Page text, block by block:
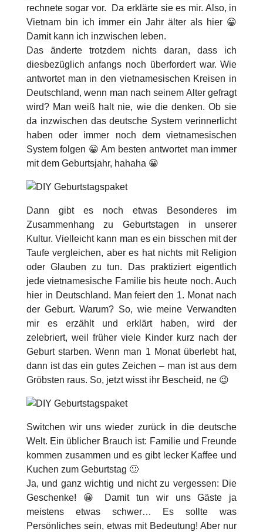
rechnete sogar vor. Da erklärte sie es mir. Also, in
Vietnam bin ich immer ein Jahr älter als hier 😀
Damit kann ich inzwischen leben.
Das änderte trotzdem nichts daran, dass ich
diesbezüglich anfangs noch überfordert war. Wie
antwortet man in den vietnamesischen Kreisen in
Deutschland, wenn man nach seinem Alter gefragt
wird? Man weiß halt nie, wie die denken. Ob sie
da inzwischen das deutsche System verinnerlicht
haben oder immer noch dem vietnamesischen
System folgen 😀 Am besten antwortet man immer
mit dem Geburtsjahr, hahaha 😀
Dann gibt es noch etwas Besonderes im
Zusammenhang zu Geburtstagen in unserer
Kultur. Vielleicht kann man es ein bisschen mit der
Taufe vergleichen, aber es hat nichts mit Religion
oder Glauben zu tun. Das praktiziert eigentlich
jede vietnamesische Familie bis heute noch. Auch
hier in Deutschland. Man feiert den 1. Monat nach
der Geburt. Warum? So, wie meine Verwandten
mir es erzählt und erklärt haben, wird der
zelebriert, weil früher viele Kinder kurz nach der
Geburt starben. Wenn man 1 Monat überlebt hat,
dann ist das ein gutes Zeichen – man ist aus dem
Gröbsten raus. So, jetzt wisst ihr Bescheid, ne 😉
Switchen wir uns wieder zurück in die deutsche
Welt. Ein üblicher Brauch ist: Familie und Freunde
kommen zusammen und es gibt lecker Kaffee und
Kuchen zum Geburtstag 🙂
Ja, und ganz wichtig und nicht zu vergessen: Die
Geschenke! 😀 Damit tun wir uns Gäste ja
meistens etwas schwer… Es sollte was
Persönliches sein, etwas mit Bedeutung! Aber nur